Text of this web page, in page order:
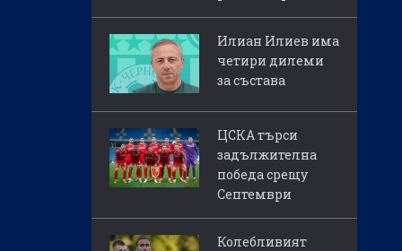
Илиан Илиев има
четири дилеми
за състава
ЦСКА търси
задължителна
победа срещу
Септември
Колебливият